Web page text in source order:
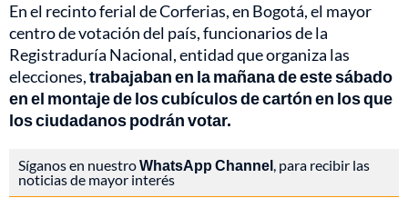
En el recinto ferial de Corferias, en Bogotá, el mayor
centro de votación del país, funcionarios de la
Registraduría Nacional, entidad que organiza las
elecciones,trabajaban en la mañana de este sábado
en el montaje de los cubículos de cartón en los que
los ciudadanos podrán votar.
Síganos en nuestroWhatsApp Channel, para recibir las
noticias de mayor interés